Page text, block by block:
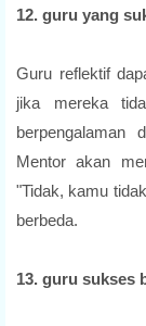
12. guru yang
Guru reflektif
jika mereka
berpengalaman
Mentor akan
"Tidak, kamu
berbeda.
13. guru sukses